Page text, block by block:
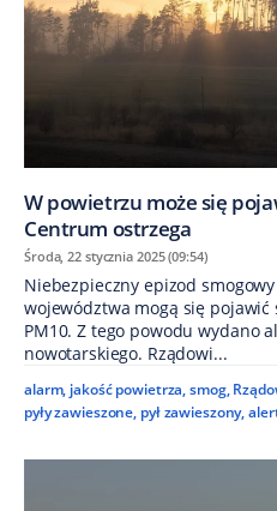
W powietrzu może się
Centrum ostrzega
Środa, 22 stycznia 2025 (09:54)
Niebezpieczny epizod
województwa mogą się pojawić
PM10. Z tego powodu wydano
nowotarskiego. Rządowi...
alarm, jakość powietrza,smog,
pyły zawieszone, pył zawieszony,